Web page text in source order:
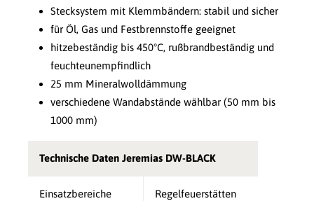
Stecksystem mit Klemmbändern: stabil und sicher
für Öl, Gas und Festbrennstoffe geeignet
hitzebeständig bis 450°C, rußbrandbeständig und
feuchteunempfindlich
25 mm Mineralwolldämmung
verschiedene Wandabstände wählbar (50 mm bis
1000 mm)
Technische Daten Jeremias DW-BLACK
Einsatzbereiche
Regelfeuerstätten